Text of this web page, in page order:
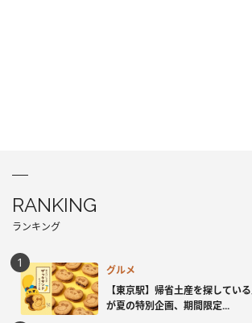
RANKING
ランキング
グルメ
【東京駅】帰省土産を探して
が夏の特別企画、期間限定...